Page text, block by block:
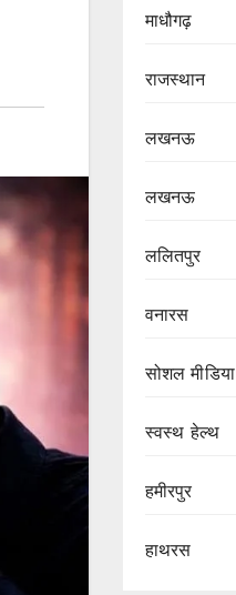
माधौगढ़
राजस्थान
लखनऊ
लखनऊ
ललितपुर
वनारस
सोशल मीडिया
स्वस्थ हेल्थ
हमीरपुर
हाथरस